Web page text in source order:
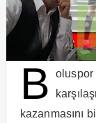
B
oluspor
kazanmasını